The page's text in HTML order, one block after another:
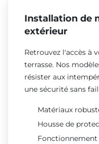
Installation de
extérieur
Retrouvez l'accès à
terrasse. Nos
résister aux
une sécurité sans
Matériaux
Housse de